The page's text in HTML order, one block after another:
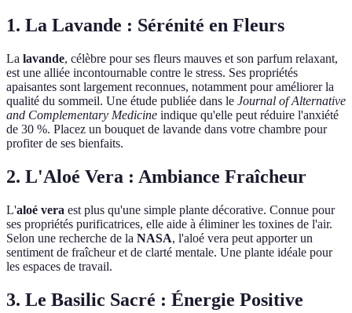
1. La Lavande : Sérénité en Fleurs
La lavande, célèbre pour ses fleurs mauves et son parfum relaxant,
est une alliée incontournable contre le stress. Ses propriétés
apaisantes sont largement reconnues, notamment pour améliorer la
qualité du sommeil. Une étude publiée dans le Journal of Alternative
and Complementary Medicine indique qu'elle peut réduire l'anxiété
de 30 %. Placez un bouquet de lavande dans votre chambre pour
profiter de ses bienfaits.
2. L'Aloé Vera : Ambiance Fraîcheur
L'aloé vera est plus qu'une simple plante décorative. Connue pour
ses propriétés purificatrices, elle aide à éliminer les toxines de l'air.
Selon une recherche de la NASA, l'aloé vera peut apporter un
sentiment de fraîcheur et de clarté mentale. Une plante idéale pour
les espaces de travail.
3. Le Basilic Sacré : Énergie Positive